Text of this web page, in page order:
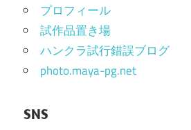
プロフィール
試作品置き場
ハンクラ試行錯誤ブログ
photo.maya-pg.net
SNS